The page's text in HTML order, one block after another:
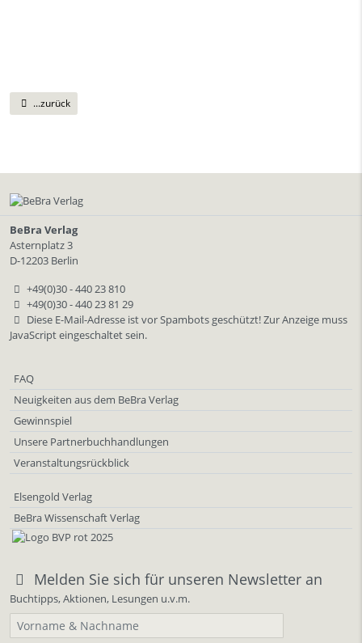
...zurück
BeBra Verlag
Asternplatz 3
D-12203 Berlin
+49(0)30 - 440 23 810
+49(0)30 - 440 23 81 29
Diese E-Mail-Adresse ist vor Spambots geschützt! Zur Anzeige muss
JavaScript eingeschaltet sein.
FAQ
Neuigkeiten aus dem BeBra Verlag
Gewinnspiel
Unsere Partnerbuchhandlungen
Veranstaltungsrückblick
Elsengold Verlag
BeBra Wissenschaft Verlag
Melden Sie sich für unseren Newsletter an
Buchtipps, Aktionen, Lesungen u.v.m.